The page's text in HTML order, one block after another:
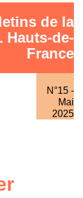
de la
Hauts-de-
France
N°15 -
Mai
2025